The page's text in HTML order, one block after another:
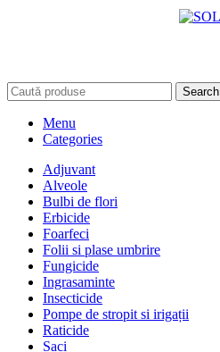
Search
Menu
Categories
Adjuvant
Alveole
Bulbi de flori
Erbicide
Foarfeci
Folii si plase umbrire
Fungicide
Ingrasaminte
Insecticide
Pompe de stropit si irigații
Raticide
Saci